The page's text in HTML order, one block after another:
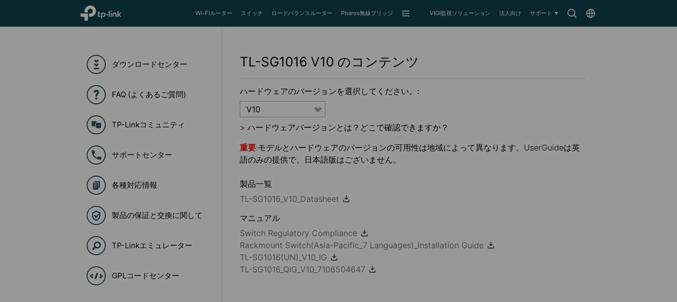
TP-Link, Reliably Smart
SearchChoose
Wi-Fiルーター スイッチ ロードバランスルーター Pharos無線ブリッジ VIGI監視ソリューション 法人向け サポート
ダウンロードセンター
FAQ (よくあるご質問)
TP-Linkコミュニティ
サポートセンター
各種対応情報
製品の保証と交換に関して
TP-Linkエミュレーター
GPLコードセンター
TL-SG1016 V10 のコンテンツ
ハードウェアのバージョンを選択してください。:
V10
> ハードウェアバージョンとは？どこで確認できますか？
重要:モデルとハードウェアのバージョンの可用性は地域によって異なります。UserGuideは英
語のみの提供で、日本語版はございません。
製品一覧
TL-SG1016_V10_Datasheet
マニュアル
Switch Regulatory Compliance
Rackmount Switch(Asia-Pacific_7 Languages)_Installation Guide
TL-SG1016(UN)_V10_IG
TL-SG1016_QIG_V10_7106504647